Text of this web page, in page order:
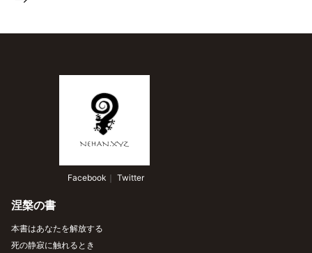
Facebook ｜ Twitter
涅槃の書
本書はあなたを解放する
死の静寂に触れるとき